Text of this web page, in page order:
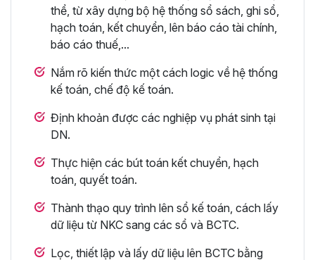
thể, từ xây dựng bộ hệ thống sổ sách, ghi sổ,
hạch toán, kết chuyển, lên báo cáo tài chính,
báo cáo thuế,...
Nắm rõ kiến thức một cách logic về hệ thống
kế toán, chế độ kế toán.
Định khoản được các nghiệp vụ phát sinh tại
DN.
Thực hiện các bút toán kết chuyển, hạch
toán, quyết toán.
Thành thạo quy trình lên sổ kế toán, cách lấy
dữ liệu từ NKC sang các sổ và BCTC.
Lọc, thiết lập và lấy dữ liệu lên BCTC bằng